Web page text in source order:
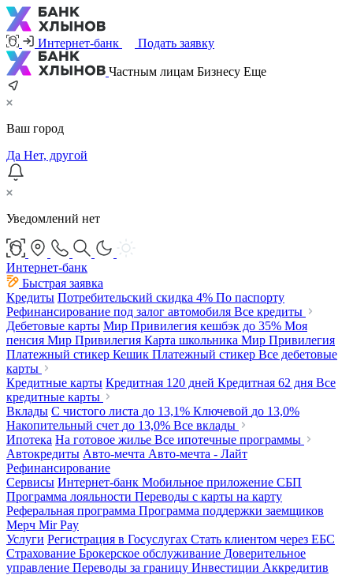
Интернет-банк Подать заявку
Частным лицам Бизнесу Еще
Ваш город
Да Нет, другой
Уведомлений нет
Интернет-банк
Быстрая заявка
Кредиты Потребительский скидка 4% По паспорту
Рефинансирование под залог автомобиля Все кредиты
Дебетовые карты Мир Привилегия кешбэк до 35% Моя
пенсия Мир Привилегия Карта школьника Мир Привилегия
Платежный стикер Кешик Платежный стикер Все дебетовые
карты
Кредитные карты Кредитная 120 дней Кредитная 62 дня Все
кредитные карты
Вклады С чистого листа до 13,1% Ключевой до 13,0%
Накопительный счет до 13,0% Все вклады
Ипотека На готовое жилье Все ипотечные программы
Автокредиты Авто-мечта Авто-мечта - Лайт
Рефинансирование
Сервисы Интернет-банк Мобильное приложение СБП
Программа лояльности Переводы с карты на карту
Реферальная программа Программа поддержки заемщиков
Мерч Mir Pay
Услуги Регистрация в Госуслугах Стать клиентом через ЕБС
Страхование Брокерское обслуживание Доверительное
управление Переводы за границу Инвестиции Аккредитив